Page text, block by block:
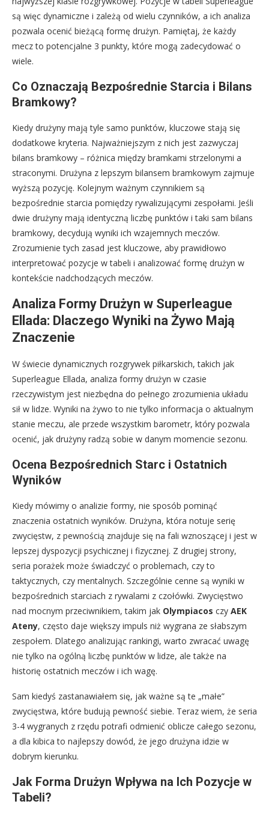
są więc dynamiczne i zależą od wielu czynników, a ich analiza
pozwala ocenić bieżącą formę drużyn. Pamiętaj, że każdy
mecz to potencjalne 3 punkty, które mogą zadecydować o
wiele.
Co Oznaczają Bezpośrednie Starcia i Bilans
Bramkowy?
Kiedy drużyny mają tyle samo punktów, kluczowe stają się
dodatkowe kryteria. Najważniejszym z nich jest zazwyczaj
bilans bramkowy – różnica między bramkami strzelonymi a
straconymi. Drużyna z lepszym bilansem bramkowym zajmuje
wyższą pozycję. Kolejnym ważnym czynnikiem są
bezpośrednie starcia pomiędzy rywalizującymi zespołami. Jeśli
dwie drużyny mają identyczną liczbę punktów i taki sam bilans
bramkowy, decydują wyniki ich wzajemnych meczów.
Zrozumienie tych zasad jest kluczowe, aby prawidłowo
interpretować pozycje w tabeli i analizować formę drużyn w
kontekście nadchodzących meczów.
Analiza Formy Drużyn w Superleague
Ellada: Dlaczego Wyniki na Żywo Mają
Znaczenie
W świecie dynamicznych rozgrywek piłkarskich, takich jak
Superleague Ellada, analiza formy drużyn w czasie
rzeczywistym jest niezbędna do pełnego zrozumienia układu
sił w lidze. Wyniki na żywo to nie tylko informacja o aktualnym
stanie meczu, ale przede wszystkim barometr, który pozwala
ocenić, jak drużyny radzą sobie w danym momencie sezonu.
Ocena Bezpośrednich Starc i Ostatnich
Wyników
Kiedy mówimy o analizie formy, nie sposób pominąć
znaczenia ostatnich wyników. Drużyna, która notuje serię
zwycięstw, z pewnością znajduje się na fali wznoszącej i jest w
lepszej dyspozycji psychicznej i fizycznej. Z drugiej strony,
seria porażek może świadczyć o problemach, czy to
taktycznych, czy mentalnych. Szczególnie cenne są wyniki w
bezpośrednich starciach z rywalami z czołówki. Zwycięstwo
nad mocnym przeciwnikiem, takim jak Olympiacos czy AEK
Ateny, często daje większy impuls niż wygrana ze słabszym
zespołem. Dlatego analizując rankingi, warto zwracać uwagę
nie tylko na ogólną liczbę punktów w lidze, ale także na
historię ostatnich meczów i ich wagę.
Sam kiedyś zastanawiałem się, jak ważne są te „małe”
zwycięstwa, które budują pewność siebie. Teraz wiem, że seria
3-4 wygranych z rzędu potrafi odmienić oblicze całego sezonu,
a dla kibica to najlepszy dowód, że jego drużyna idzie w
dobrym kierunku.
Jak Forma Drużyn Wpływa na Ich Pozycje w
Tabeli?